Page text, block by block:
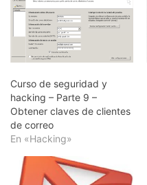
Curso de seguridad y
hacking – Parte 9 –
Obtener claves de clientes
de correo
En «Hacking»